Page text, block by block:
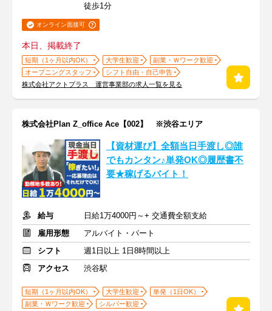
徒歩1分
オンライン面接可
本日、掲載終了
短期（1ヶ月以内OK） 大学生歓迎
副業・Ｗワーク歓迎
オープニングスタッフ
シフト自由・自己申告
株式会社アクトプラス 運営事業部の求人一覧を見る
株式会社Plan Z_office Ace【002】 ※渋谷エリア
【資材運び】全額当日手渡し◎誰
でもカンタン♪単発OK◎履歴書不
要★稼げるバイト！
給与
日給1万4000円～+ 交通費全額支給
雇用形態
アルバイト・パート
シフト
週1日以上 1日8時間以上
アクセス
渋谷駅
短期（1ヶ月以内OK） 大学生歓迎
単発（1日OK）
副業・Ｗワーク歓迎
シルバー歓迎